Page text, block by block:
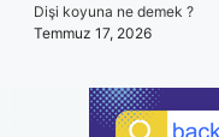
Dişi koyuna ne demek ?
Temmuz 17, 2026